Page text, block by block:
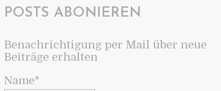
POSTS ABONIEREN
Benachrichtigung per Mail über neue
Beiträge erhalten
Name*